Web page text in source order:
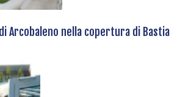
di Arcobaleno nella copertura di Bastia